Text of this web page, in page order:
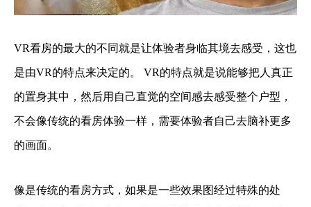
VR看房的最大的不同就是让体验者身临其境去感受，这也
是由VR的特点来决定的。 VR的特点就是说能够把人真正
的置身其中，然后用自己直觉的空间感去感受整个户型，
不会像传统的看房体验一样，需要体验者自己去脑补更多
的画面。
像是传统的看房方式，如果是一些效果图经过特殊的处